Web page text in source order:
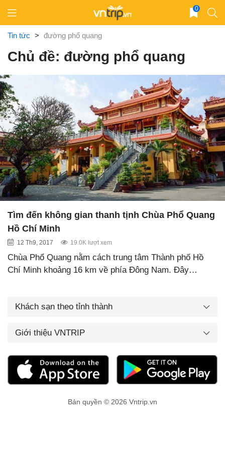
content
0
Tin tức > đường phổ quang
Chủ đề: đường phổ quang
Tìm đến không gian thanh tịnh Chùa Phổ Quang
Hồ Chí Minh
12 Th9, 2017 19.0K lượt xem
Chùa Phổ Quang nằm cách trung tâm Thành phố Hồ
Chí Minh khoảng 16 km về phía Đông Nam. Đây…
Khách sạn theo tỉnh thành
Giới thiệu VNTRIP
Bản quyền © 2026 Vntrip.vn